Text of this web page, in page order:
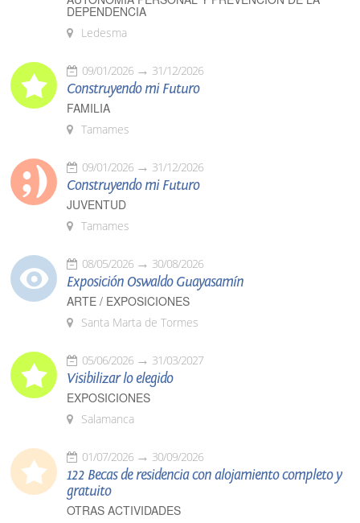
DEPENDENCIA
Ledesma
09/01/2026 31/12/2026
Construyendo mi Futuro
FAMILIA
Tamames
09/01/2026 31/12/2026
Construyendo mi Futuro
JUVENTUD
Tamames
08/05/2026 30/08/2026
Exposición Oswaldo Guayasamín
ARTE / EXPOSICIONES
Santa Marta de Tormes
05/06/2026 31/03/2027
Visibilizar lo elegido
EXPOSICIONES
Salamanca
01/07/2026 30/09/2026
122 Becas de residencia con alojamiento completo y
gratuito
OTRAS ACTIVIDADES